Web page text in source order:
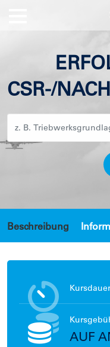
CSR-/
Beschreibung
Kursdauer
AUF